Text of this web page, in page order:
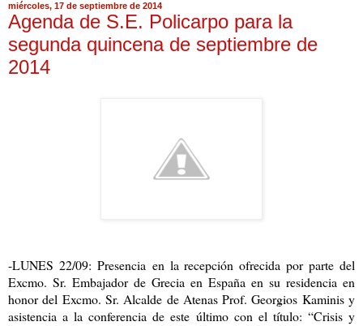
miércoles, 17 de septiembre de 2014
Agenda de S.E. Policarpo para la
segunda quincena de septiembre de
2014
-LUNES 22/09: Presencia en la recepción ofrecida por parte del
Excmo. Sr. Embajador de Grecia en España en su residencia en
honor del Excmo. Sr. Alcalde de Atenas Prof. Georgios Kaminis y
asistencia a la conferencia de este último con el título: “Crisis y